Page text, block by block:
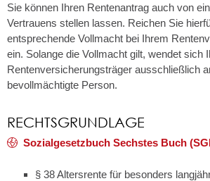
Sie können Ihren Rentenantrag auch von
Vertrauens stellen lassen. Reichen Sie
entsprechende Vollmacht bei Ihrem
ein. Solange die Vollmacht gilt, wendet sich
Rentenversicherungsträger ausschließlich
bevollmächtigte Person.
RECHTSGRUNDLAGE
Sozialgesetzbuch Sechstes Buch
§ 38 Altersrente für besonders